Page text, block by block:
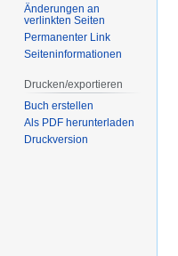
Änderungen an
verlinkten Seiten
Permanenter Link
Seiten­­informationen
Drucken/­exportieren
Buch erstellen
Als PDF herunterladen
Druckversion